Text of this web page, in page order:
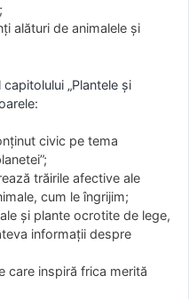
alături de animalele şi
„Plantele şi
civic pe tema
trăirile afective ale
cum le îngrijim;
şi plante ocrotite de lege,
informaţii despre
care inspiră frica merită